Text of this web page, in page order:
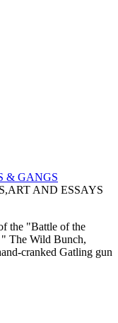
& GANGS
AND ESSAYS
the "Battle of the
The Wild Bunch,
cranked Gatling gun